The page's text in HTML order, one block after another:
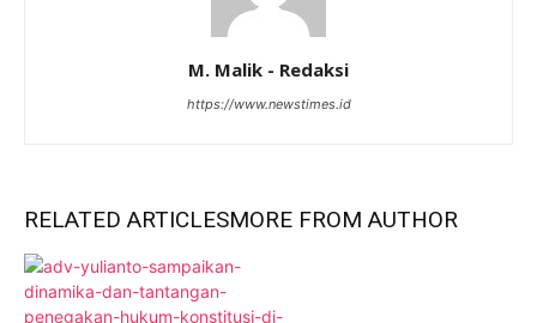
M. Malik - Redaksi
https://www.newstimes.id
RELATED ARTICLESMORE FROM AUTHOR